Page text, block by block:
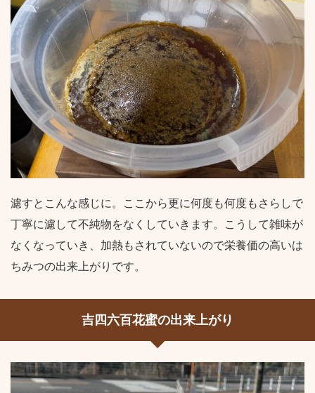
濾すとこんな感じに。ここから更に何度も何度もさらしで
丁寧に濾して不純物をなくしていきます。こうして雑味が
なくなっていき、加熱もされていないので栄養価の高いは
ちみつの出来上がりです。
吉四六百花蜜の出来上がり